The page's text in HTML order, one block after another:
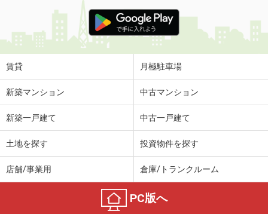
賃貸 月極駐車場
新築マンション 中古マンション
新築一戸建て 中古一戸建て
土地を探す 投資物件を探す
店舗/事業用 倉庫/トランクルーム
PC版へ